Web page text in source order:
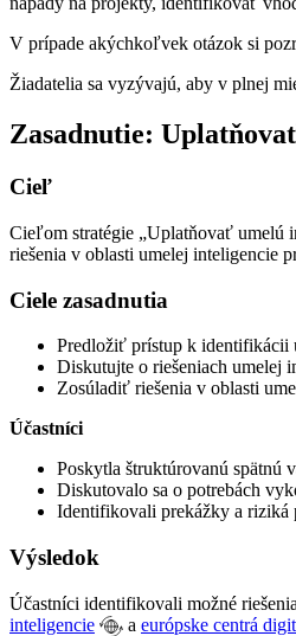
V prípade akýchkoľvek otázok si
Žiadatelia sa vyzývajú, aby v plnej
Zasadnutie:
Cieľ
Cieľom stratégie „Uplatňovať umelú
riešenia v oblasti umelej inteligencie
Ciele zasadnutia
Predložiť prístup k identifikácii
Diskutujte o riešeniach umelej
Zosúladiť riešenia v oblasti
Účastníci
Poskytla štruktúrovanú spätnú
Diskutovalo sa o potrebách
Identifikovali prekážky a riziká
Výsledok
Účastníci identifikovali možné
inteligencie
a európske centrá